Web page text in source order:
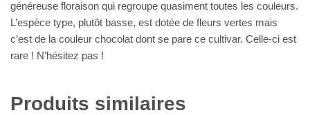
généreuse floraison qui regroupe quasiment toutes les couleurs.
L’espèce type, plutôt basse, est dotée de fleurs vertes mais
c’est de la couleur chocolat dont se pare ce cultivar. Celle-ci est
rare ! N’hésitez pas !
Produits similaires